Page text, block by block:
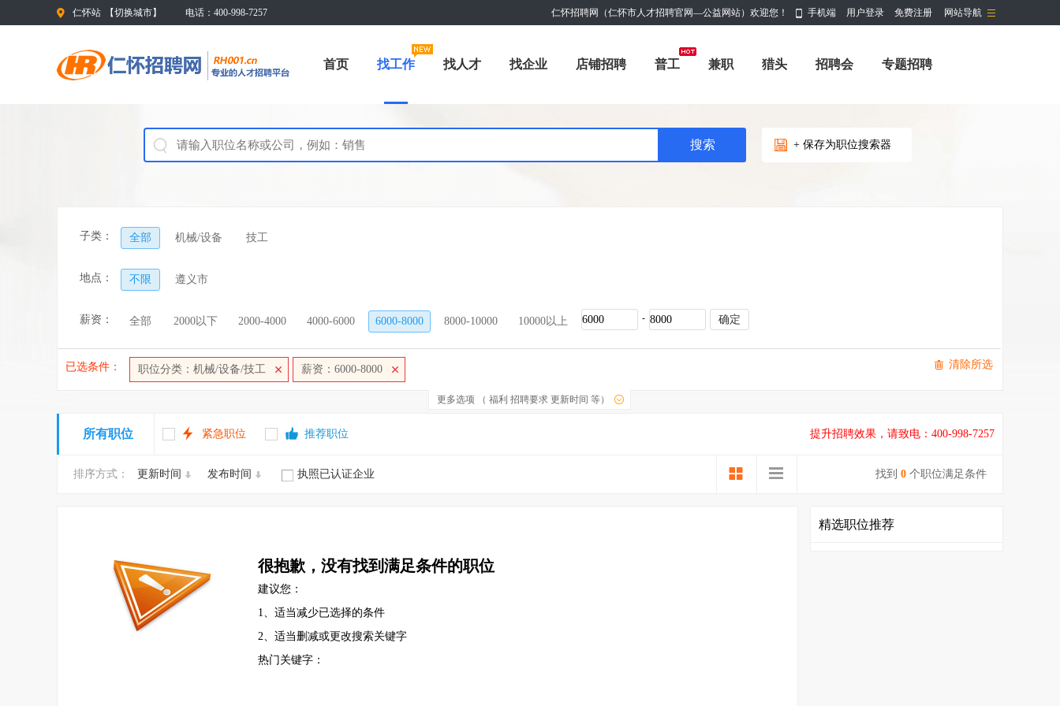
仁怀站 【切换城市】 电话：400-998-7257 网站导航
仁怀招聘网（仁怀市人才招聘官网—公益网站）欢迎您！ 手机端 用户登录 免费注册
首页 找工作 找人才 找企业 店铺招聘 普工 兼职 猎头 招聘会 专题招聘
+ 保存为职位搜索器
子类： 全部 机械/设备 技工
地点： 不限 遵义市
薪资： 全部 2000以下 2000-4000 4000-6000 6000-8000 8000-10000 10000以上 -
清除所选
已选条件： 职位分类：机械/设备/技工 薪资：6000-8000
更多选项 （ 福利 招聘要求 更新时间 等）
所有职位 紧急职位 推荐职位 提升招聘效果，请致电：400-998-7257
找到 0 个职位满足条件
排序方式： 更新时间 发布时间 执照已认证企业
很抱歉，没有找到满足条件的职位
建议您：
1、适当减少已选择的条件
2、适当删减或更改搜索关键字
热门关键字：
精选职位推荐